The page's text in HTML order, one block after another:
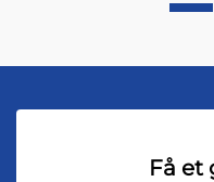
Få et